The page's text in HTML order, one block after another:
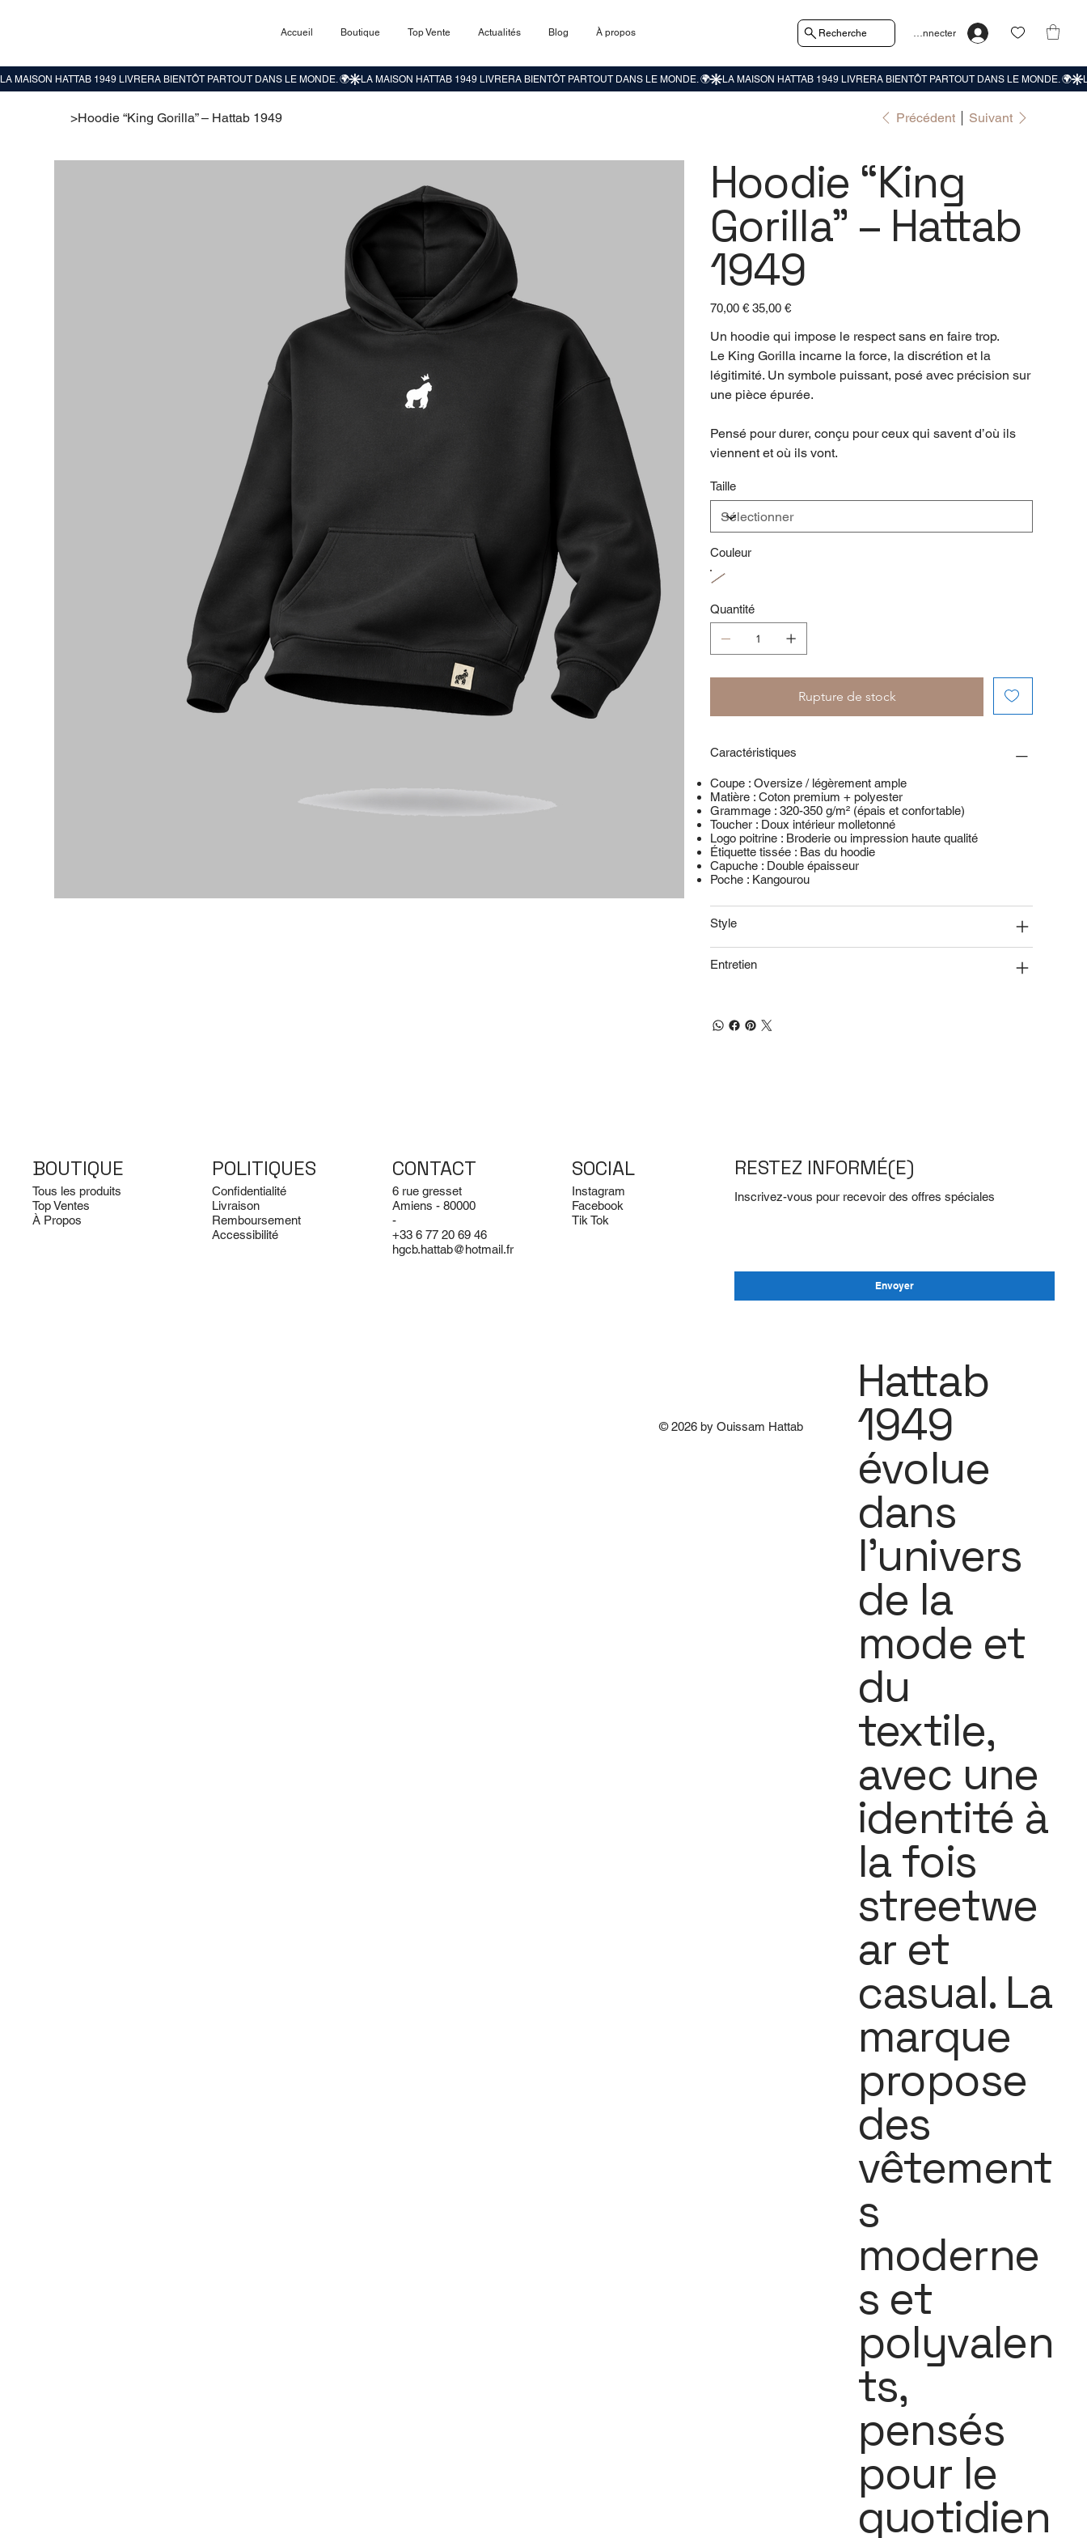
Accueil Boutique Top Vente Actualités Blog À propos Se connecter
Recherche
>Hoodie “King Gorilla” – Hattab 1949 Précédent Suivant
Hoodie “King
Gorilla” – Hattab
1949
Prix
d’origine
70,00 € Prix
promotionnel
35,00 €
Un hoodie qui impose le respect sans en faire trop.
Le King Gorilla incarne la force, la discrétion et la
légitimité. Un symbole puissant, posé avec précision sur
une pièce épurée.
Pensé pour durer, conçu pour ceux qui savent d’où ils
viennent et où ils vont.
Taille
Couleur
Quantité
Rupture de stock
Caractéristiques
Coupe : Oversize / légèrement ample
Matière : Coton premium + polyester
Grammage : 320-350 g/m² (épais et confortable)
Toucher : Doux intérieur molletonné
Logo poitrine : Broderie ou impression haute qualité
Étiquette tissée : Bas du hoodie
Capuche : Double épaisseur
Poche : Kangourou
Style
Entretien
BOUTIQUE
Tous les produits
Top Ventes
À Propos
POLITIQUES
Confidentialité
Livraison
Remboursement
Accessibilité
CONTACT
6 rue gresset
Amiens - 80000
-
‪+33 6 77 20 69 46‬
hgcb.hattab@hotmail.fr
SOCIAL
Instagram
Facebook
Tik Tok
RESTEZ INFORMÉ(E)
Inscrivez-vous pour recevoir des offres spéciales
Envoyer
Hattab
1949
évolue
dans
l’univers
de la
mode et
du
textile,
avec une
identité à
la fois
streetwe
ar et
casual. La
marque
propose
des
vêtement
s
moderne
s et
polyvalen
ts,
pensés
pour le
quotidien
© 2026 by Ouissam Hattab